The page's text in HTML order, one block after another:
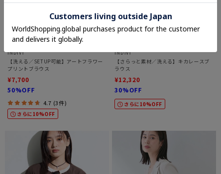
INDIVI
【洗える／SETUP可能】アートフラワー
プリントブラウス
¥7,700
50%OFF
4.7 (3件)
さらに10%OFF
INDIVI
【さらっと素材／洗える】キカレースブ
ラウス
¥12,320
30%OFF
さらに10%OFF